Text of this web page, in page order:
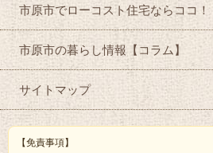
市原市でローコスト住宅ならココ！
市原市の暮らし情報【コラム】
サイトマップ
【免責事項】